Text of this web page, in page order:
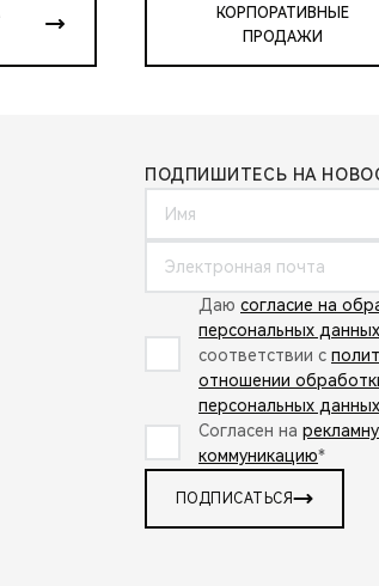
КОРПОРАТИВНЫЕ
ПРОДАЖИ
ПОДПИШИТЕСЬ НА
Даю согласие на
персональных данных
соответствии с
отношении
персональных данных
Согласен на
коммуникацию*
ПОДПИСАТЬСЯ